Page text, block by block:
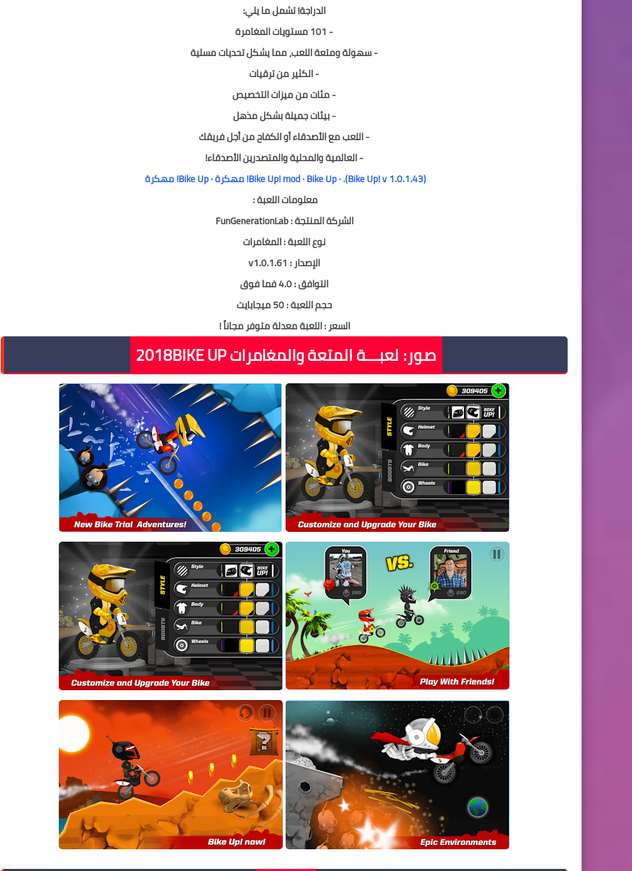
الدراجة! تشمل ما يلي:
- 101 مستويات المغامرة
- سهولة ومتعة اللعب، مما يشكل تحديات مسلية
- الكثير من ترقيات
- مئات من ميزات التخصيص
- بيئات جميلة بشكل مذهل
- اللعب مع الأصدقاء أو الكفاح من أجل فريقك
- العالمية والمحلية والمتصدرين الأصدقاء!
(Bike Up! v 1.0.1.43). · Bike Up! mod · Bike Up! مهكرة · Bike Up! مهكرة
معلومات اللعبة :
الشركة المنتجة : FunGenerationLab
نوع اللعبة : المغامرات
الإصدار : v1.0.1.61
التوافق : 4.0 فما فوق
حجم اللعبة : 50 ميجابايت
السعر : اللعبة معدلة متوفر مجاناً !
صور:لعبـــة المتعة والمغامرات 2018BIKE UP